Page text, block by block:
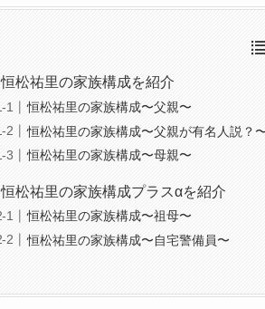
恒松祐里の家族構成を紹介
恒松祐里の家族構成〜父親〜
恒松祐里の家族構成〜父親が有名人説？
恒松祐里の家族構成〜母親〜
恒松祐里の家族構成プラスαを紹介
恒松祐里の家族構成〜祖母〜
恒松祐里の家族構成〜自宅警備員〜